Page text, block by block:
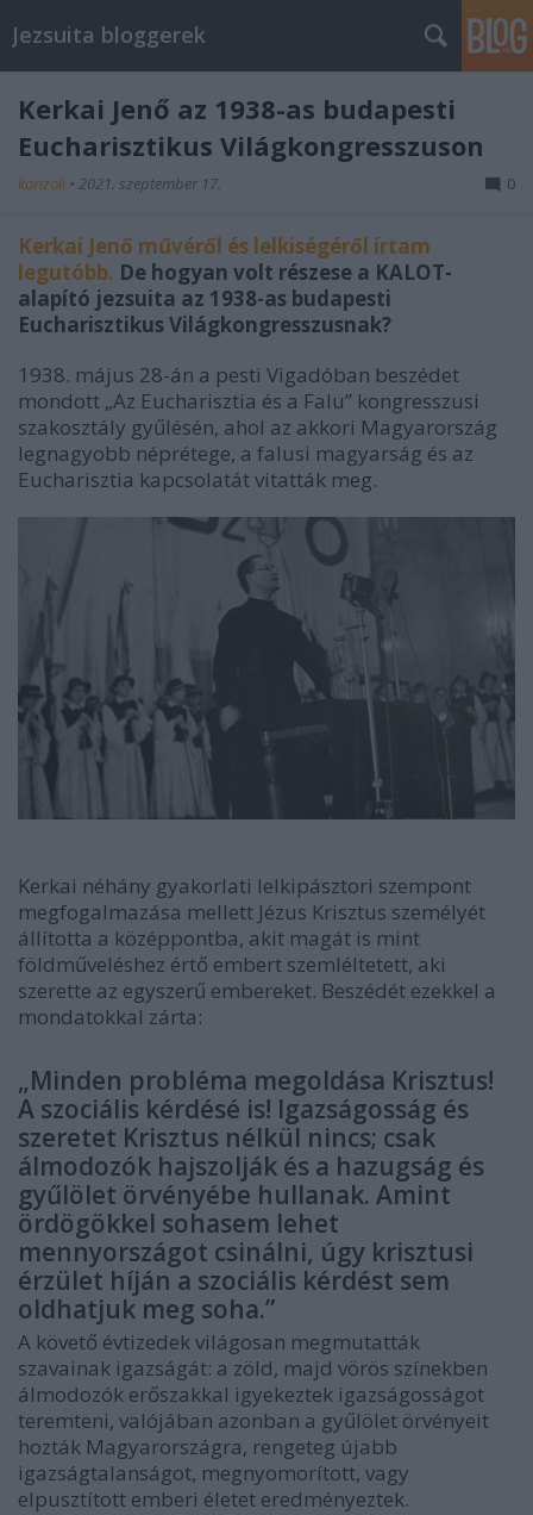
Jezsuita bloggerek
Kerkai Jenő az 1938-as budapesti
Eucharisztikus Világkongresszuson
korizoli • 2021. szeptember 17. 0
Kerkai Jenő művéről és lelkiségéről írtam
legutóbb. De hogyan volt részese a KALOT-
alapító jezsuita az 1938-as budapesti
Eucharisztikus Világkongresszusnak?
1938. május 28-án a pesti Vigadóban beszédet
mondott „Az Eucharisztia és a Falu” kongresszusi
szakosztály gyűlésén, ahol az akkori Magyarország
legnagyobb néprétege, a falusi magyarság és az
Eucharisztia kapcsolatát vitatták meg.
Kerkai néhány gyakorlati lelkipásztori szempont
megfogalmazása mellett Jézus Krisztus személyét
állította a középpontba, akit magát is mint
földműveléshez értő embert szemléltetett, aki
szerette az egyszerű embereket. Beszédét ezekkel a
mondatokkal zárta:
„Minden probléma megoldása Krisztus!
A szociális kérdésé is! Igazságosság és
szeretet Krisztus nélkül nincs; csak
álmodozók hajszolják és a hazugság és
gyűlölet örvényébe hullanak. Amint
ördögökkel sohasem lehet
mennyországot csinálni, úgy krisztusi
érzület híján a szociális kérdést sem
oldhatjuk meg soha.”
A követő évtizedek világosan megmutatták
szavainak igazságát: a zöld, majd vörös színekben
álmodozók erőszakkal igyekeztek igazságosságot
teremteni, valójában azonban a gyűlölet örvényeit
hozták Magyarországra, rengeteg újabb
igazságtalanságot, megnyomorított, vagy
elpusztított emberi életet eredményeztek.